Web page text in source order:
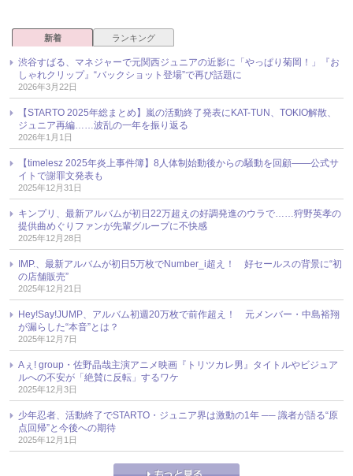
新着 ランキング
渋谷すばる、マネジャーで元関西ジュニアの近影に「やっぱり菊岡！」『お
しゃれクリップ』“バックショット登場”で再び話題に
2026年3月22日
【STARTO 2025年総まとめ】嵐の活動終了発表にKAT-TUN、TOKIO解散、
ジュニア再編……波乱の一年を振り返る
2026年1月1日
【timelesz 2025年炎上事件簿】8人体制始動後からの騒動を回顧――公式サ
イトで謝罪文発表も
2025年12月31日
キンプリ、最新アルバムが初日22万超えの好調発進のウラで……狩野英孝の
提供曲めぐりファンが先輩グループに不快感
2025年12月28日
IMP.、最新アルバムが初日5万枚でNumber_i超え！ 好セールスの背景に“初
の店舗販売”
2025年12月21日
Hey!Say!JUMP、アルバム初週20万枚で前作超え！ 元メンバー・中島裕翔
が漏らした“本音”とは？
2025年12月7日
Aぇ! group・佐野晶哉主演アニメ映画『トリツカレ男』タイトルやビジュア
ルへの不安が「絶賛に反転」するワケ
2025年12月3日
少年忍者、活動終了でSTARTO・ジュニア界は激動の1年 ── 識者が語る“原
点回帰”と今後への期待
2025年12月1日